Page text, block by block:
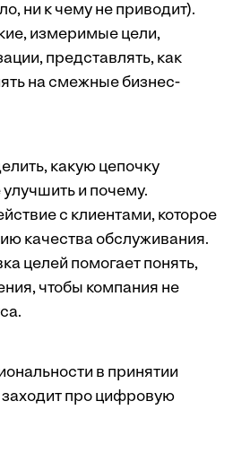
ни к чему не приводит).
измеримые цели,
представлять, как
на смежные бизнес-
какую цепочку
и почему.
с клиентами, которое
качества обслуживания.
целей помогает понять,
чтобы компания не
в принятии
про цифровую